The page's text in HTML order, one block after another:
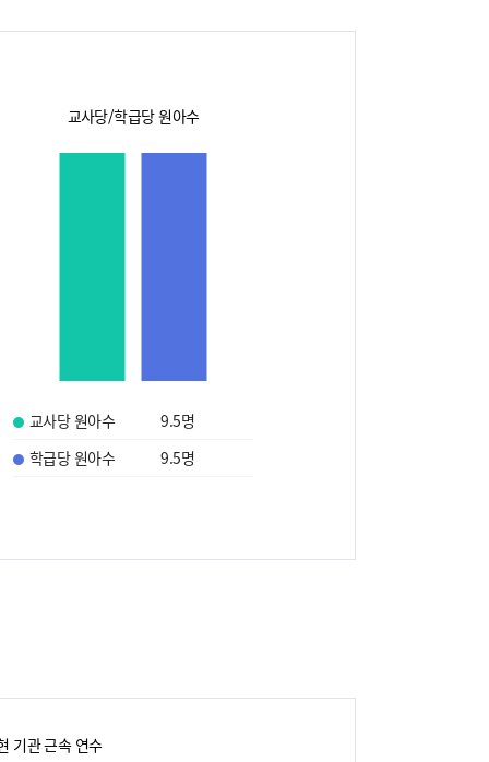
교사당/학급당 원아수
교사당 원아수 9.5명
학급당 원아수
9.5명
기관 근속 연수